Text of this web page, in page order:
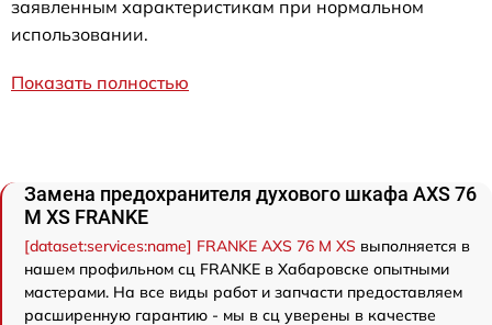
заявленным характеристикам при нормальном
использовании.
Показать полностью
Замена предохранителя духового шкафа AXS 76
M XS FRANKE
[dataset:services:name] FRANKE AXS 76 M XS выполняется в
нашем профильном сц FRANKE в Хабаровске опытными
мастерами. На все виды работ и запчасти предоставляем
расширенную гарантию - мы в сц уверены в качестве